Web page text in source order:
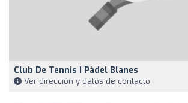
Club De Tennis I Pàdel Blanes
Ver dirección y datos de contacto